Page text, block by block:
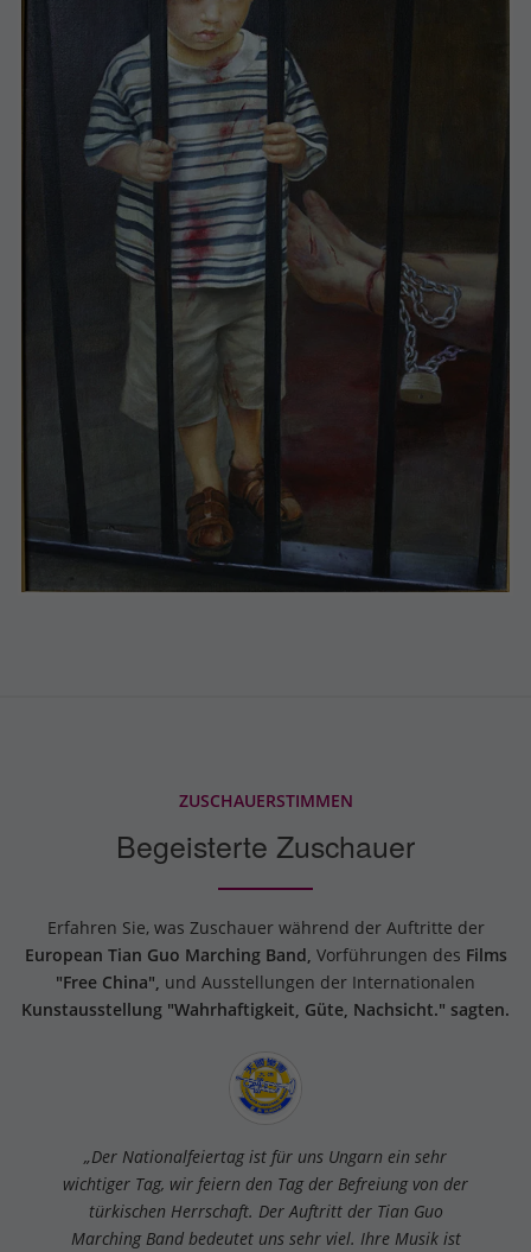
ZUSCHAUERSTIMMEN
Begeisterte Zuschauer
Erfahren Sie, was Zuschauer während der Auftritte der
European Tian Guo Marching Band, Vorführungen des Films
"Free China", und Ausstellungen der Internationalen
Kunstausstellung "Wahrhaftigkeit, Güte, Nachsicht." sagten.
„Der Nationalfeiertag ist für uns Ungarn ein sehr
wichtiger Tag, wir feiern den Tag der Befreiung von der
türkischen Herrschaft. Der Auftritt der Tian Guo
Marching Band bedeutet uns sehr viel. Ihre Musik ist